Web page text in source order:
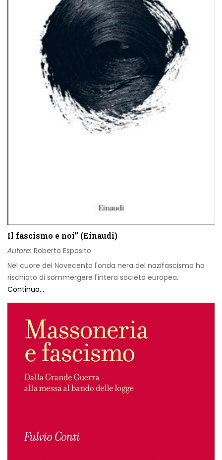
Il fascismo e noi” (Einaudi)
Autore: Roberto Esposito
Nel cuore del Novecento l'onda nera del nazifascismo ha
rischiato di sommergere l'intera società europea.
Continua...